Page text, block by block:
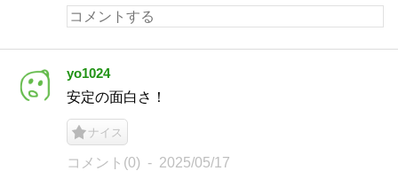
yo1024
安定の面白さ！
ナイス
コメント(0) 2025/05/17